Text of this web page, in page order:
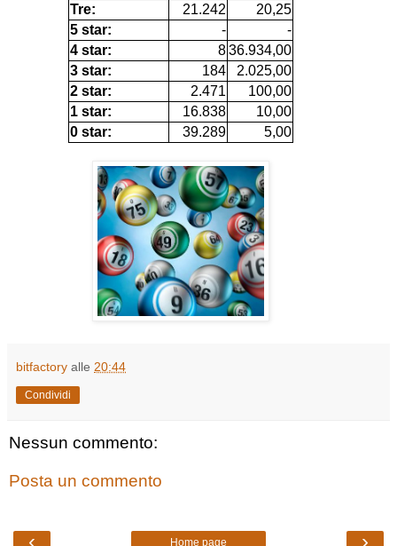
Tre:
21.242
20,25
5 star:
-
-
4 star:
836.934,00
3 star:
184
2.025,00
2 star:
2.471
100,00
1 star:
16.838
10,00
0 star:
39.289 5,00
bitfactory alle 20:44
Condividi
Nessun commento:
Posta un commento
‹ ›
Home page